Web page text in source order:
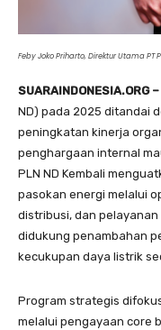
Feby Joko Priharto, Direktur Utama PT
SUARAINDONESIA.ORG –
ND) pada 2025 ditandai
peningkatan kinerja
penghargaan internal
PLN ND Kembali
pasokan energi melalui
distribusi, dan
didukung penambahan
kecukupan daya listrik
Program strategis
melalui pengayaan core